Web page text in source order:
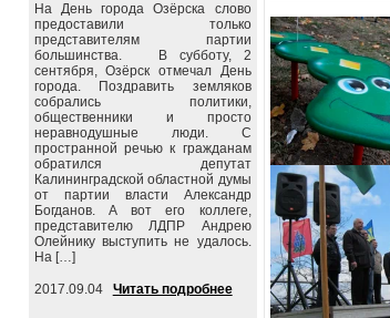
На День города Озёрска слово
предоставили только
представителям партии
большинства. В субботу, 2
сентября, Озёрск отмечал День
города. Поздравить земляков
собрались политики,
общественники и просто
неравнодушные люди. С
пространной речью к гражданам
обратился депутат
Калининградской областной думы
от партии власти Александр
Богданов. А вот его коллеге,
представителю ЛДПР Андрею
Олейнику выступить не удалось.
На […]
2017.09.04 Читать подробнее